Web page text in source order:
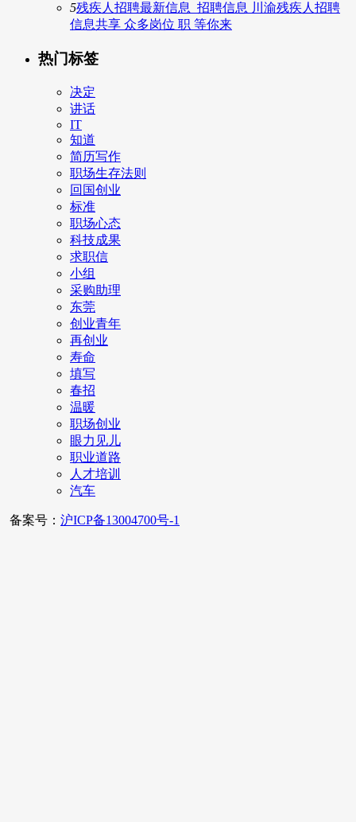
5残疾人招聘最新信息_招聘信息 川渝残疾人招聘
信息共享 众多岗位 职 等你来
热门标签
决定
讲话
IT
知道
简历写作
职场生存法则
回国创业
标准
职场心态
科技成果
求职信
小组
采购助理
东莞
创业青年
再创业
寿命
填写
春招
温暖
职场创业
眼力见儿
职业道路
人才培训
汽车
备案号： 沪ICP备13004700号-1